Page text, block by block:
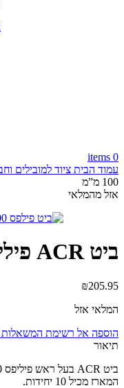
0
items
עמוד הבית ציוד למובילים
100 מ”מ
אזל מהמלאי
ביט ACR פיליפס 100 מ”מ
₪205.95
המלאי אזל
הוספה אל רשימת המשאלות
תיאור
ביט ACR בעל ראש פיליפס 100 מ”מ PH1.
המארז מכיל 10 יחידות.